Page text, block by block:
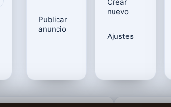
Publicar
anuncio
Crear
nuevo
Ajustes